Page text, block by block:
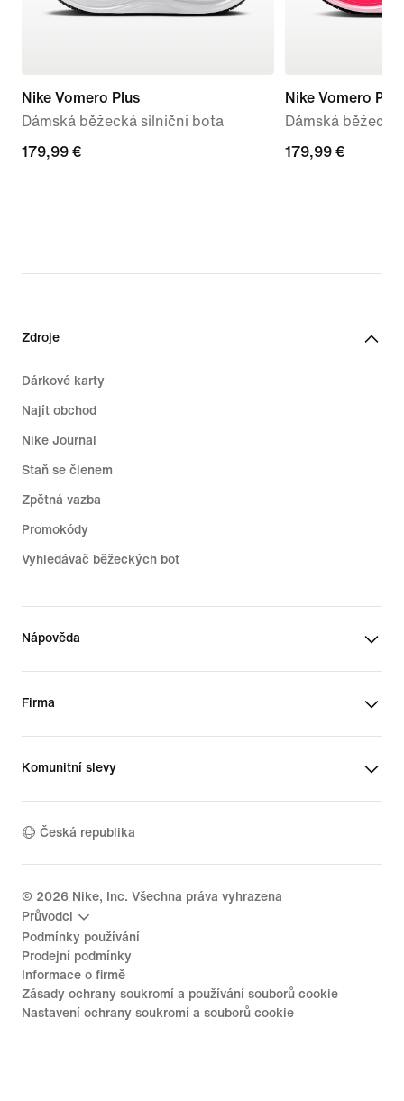
Nike Vomero Plus
Dámská běžecká silniční bota
179,99 €
179,99 €
Nike Vomero Plus
Dámská
179,99 €
179,99 €
Zdroje
Dárkové karty
Najít obchod
Nike Journal
Staň se členem
Zpětná vazba
Promokódy
Vyhledávač běžeckých bot
Nápověda
Firma
Komunitní slevy
Česká republika
© 2026 Nike, Inc. Všechna práva vyhrazena
Průvodci
Podmínky používání
Prodejní podmínky
Informace o firmě
Zásady ochrany soukromí a používání souborů cookie
Nastavení ochrany soukromí a souborů cookie